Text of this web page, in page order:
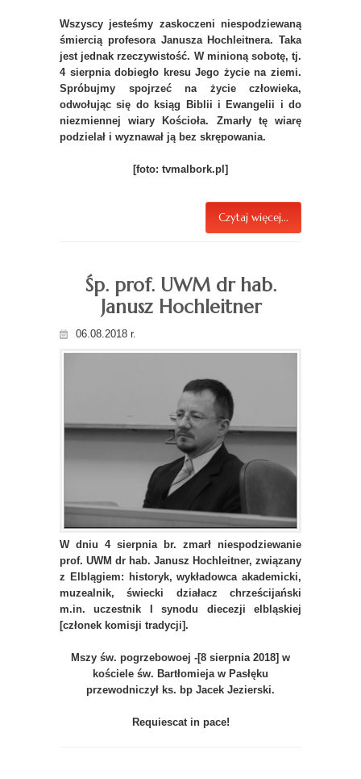
Wszyscy jesteśmy zaskoczeni niespodziewaną
śmiercią profesora Janusza Hochleitnera. Taka
jest jednak rzeczywistość. W minioną sobotę, tj.
4 sierpnia dobiegło kresu Jego życie na ziemi.
Spróbujmy spojrzeć na życie człowieka,
odwołując się do ksiąg Biblii i Ewangelii i do
niezmiennej wiary Kościoła. Zmarły tę wiarę
podzielał i wyznawał ją bez skrępowania.
[foto: tvmalbork.pl]
Czytaj więcej...
Śp. prof. UWM dr hab.
Janusz Hochleitner
06.08.2018 r.
W dniu 4 sierpnia br. zmarł niespodziewanie
prof. UWM dr hab. Janusz Hochleitner, związany
z Elblągiem: historyk, wykładowca akademicki,
muzealnik, świecki działacz chrześcijański
m.in. uczestnik I synodu diecezji elbląskiej
[członek komisji tradycji].
Mszy św. pogrzebowoej -[8 sierpnia 2018] w
kościele św. Bartłomieja w Pasłęku
przewodniczył ks. bp Jacek Jezierski.
Requiescat in pace!